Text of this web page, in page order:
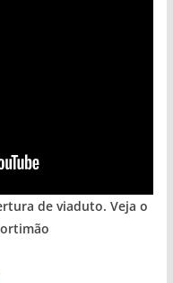
de viaduto. Veja o